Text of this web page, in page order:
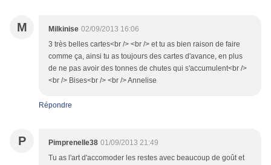
M Milkinise 02/09/2013 16:06
3 très belles cartes<br /> <br /> et tu as bien raison de faire
comme ça, ainsi tu as toujours des cartes d'avance, en plus
de ne pas avoir des tonnes de chutes qui s'accumulent<br />
<br /> Bises<br /> <br /> Annelise
Répondre
P Pimprenelle38 01/09/2013 21:49
Tu as l'art d'accomoder les restes avec beaucoup de goût et